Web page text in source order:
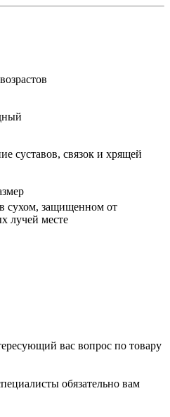
суставов, связок и хрящей
сухом, защищенном от
лучей месте
вас вопрос по товару
обязательно вам